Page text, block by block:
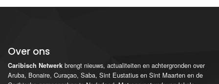
Over ons
Caribisch Netwerk brengt nieuws, actualiteiten en achtergronden over
Aruba, Bonaire, Curaçao, Saba, Sint Eustatius en Sint Maarten en de